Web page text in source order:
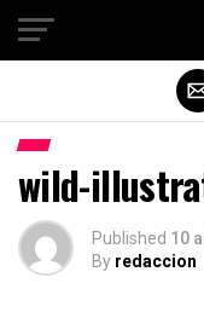
wild-
Published 10
By redaccion